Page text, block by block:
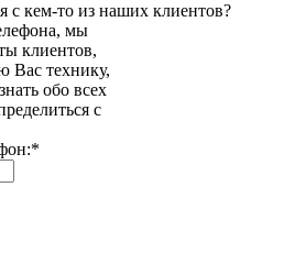
с кем-то из наших клиентов?
мы
клиентов,
Вас технику,
обо всех
с